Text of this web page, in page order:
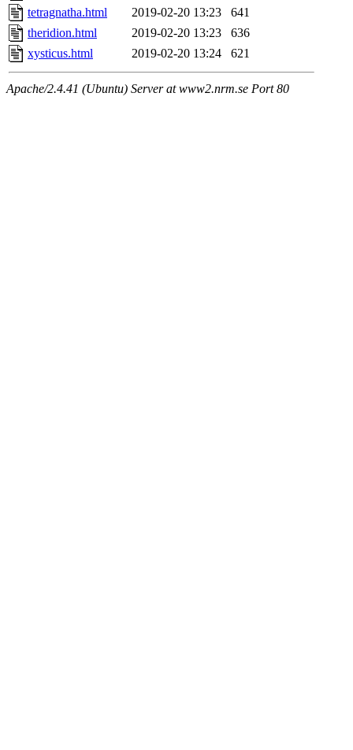
tetragnatha.html
2019-02-20 13:23
641
theridion.html
2019-02-20 13:23
636
xysticus.html
2019-02-20 13:24 621
Apache/2.4.41 (Ubuntu) Server at www2.nrm.se Port 80